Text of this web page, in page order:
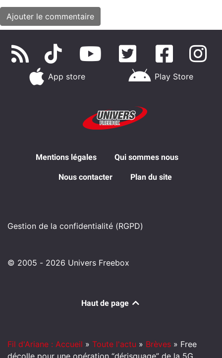
App store Play Store
Mentions légales Qui sommes nous
Nous contacter Plan du site
Gestion de la confidentialité (RGPD)
© 2005 - 2026 Univers Freebox
Haut de page
Fil d'Ariane : Accueil » Toute l'actu » Brèves » Free
décolle pour une opération “dérisquage” de la 5G